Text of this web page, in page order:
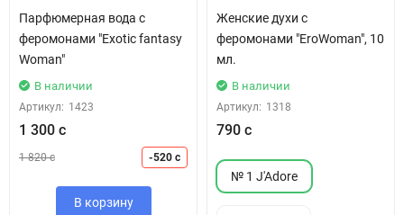
Парфюмерная вода с
феромонами "Exotic fantasy
Woman"
В наличии
Артикул: 1423
1 300 с
1 820 с -520 с
В корзину
Женские духи с
феромонами "EroWoman", 10
мл.
В наличии
Артикул: 1318
790 с
№ 1 J'Adore